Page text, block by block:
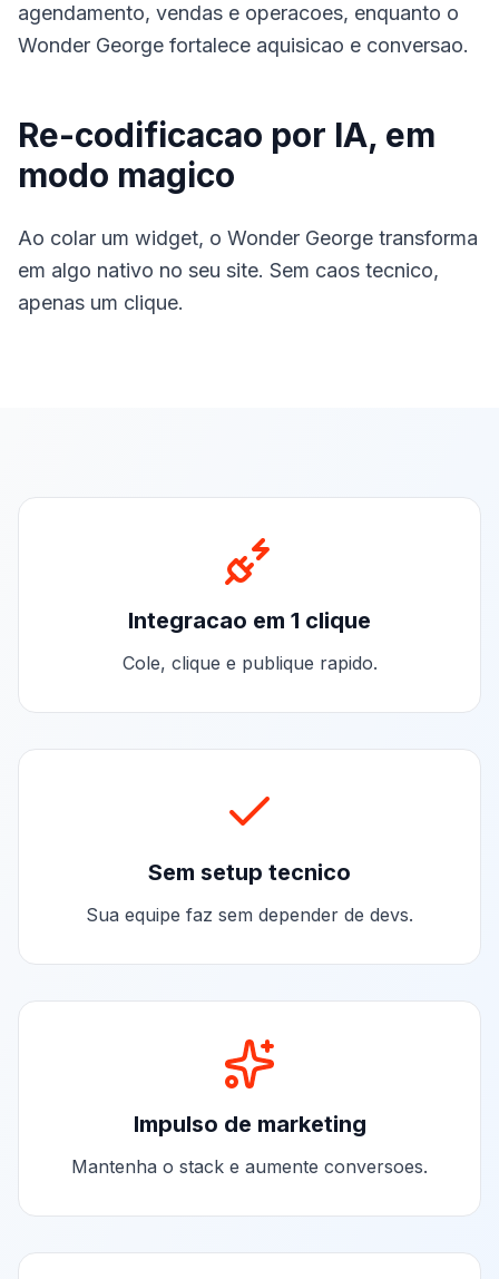
agendamento, vendas e operacoes, enquanto o
Wonder George fortalece aquisicao e conversao.
Re-codificacao por IA, em
modo magico
Ao colar um widget, o Wonder George transforma
em algo nativo no seu site. Sem caos tecnico,
apenas um clique.
Integracao em 1 clique
Cole, clique e publique rapido.
Sem setup tecnico
Sua equipe faz sem depender de devs.
Impulso de marketing
Mantenha o stack e aumente conversoes.